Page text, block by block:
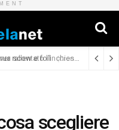
scow e foil (Cronaca)
scegliere